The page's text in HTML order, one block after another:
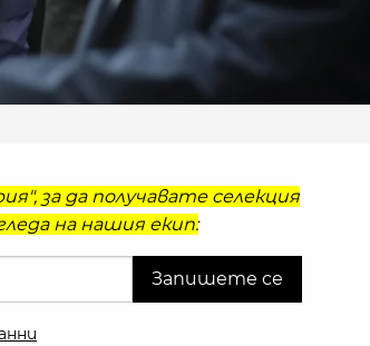
за да получавате селекция
на нашия екип: